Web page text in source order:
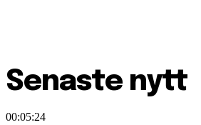
Senaste nytt
00:05:24